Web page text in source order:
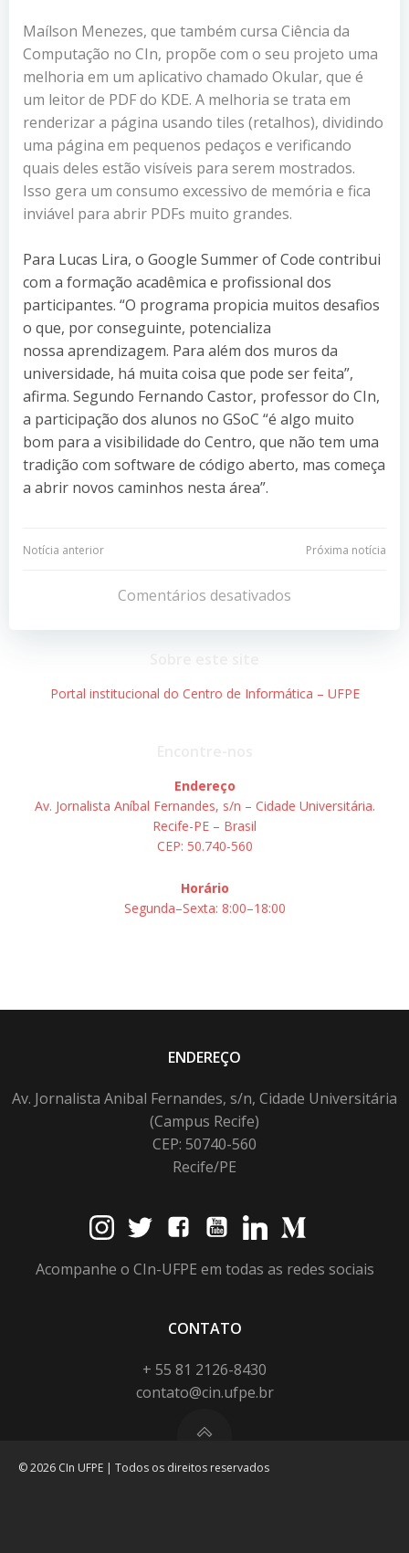
Maílson Menezes, que também cursa Ciência da
Computação no CIn, propõe com o seu projeto uma
melhoria em um aplicativo chamado Okular, que é
um leitor de PDF do KDE. A melhoria se trata em
renderizar a página usando tiles (retalhos), dividindo
uma página em pequenos pedaços e verificando
quais deles estão visíveis para serem mostrados.
Isso gera um consumo excessivo de memória e fica
inviável para abrir PDFs muito grandes.
Para Lucas Lira, o Google Summer of Code contribui
com a formação acadêmica e profissional dos
participantes. “O programa propicia muitos desafios
o que, por conseguinte, potencializa
nossa aprendizagem. Para além dos muros da
universidade, há muita coisa que pode ser feita”,
afirma. Segundo Fernando Castor, professor do CIn,
a participação dos alunos no GSoC “é algo muito
bom para a visibilidade do Centro, que não tem uma
tradição com software de código aberto, mas começa
a abrir novos caminhos nesta área”.
Navegação
Post
Notícia anterior
Navegação
de
Post
Próxima notícia
Comentários desativados
Portal institucional do Centro de Informática – UFPE
Endereço
Av. Jornalista Aníbal Fernandes, s/n – Cidade Universitária.
Recife-PE – Brasil
CEP: 50.740-560
Horário
Segunda–Sexta: 8:00–18:00
ENDEREÇO
Av. Jornalista Anibal Fernandes, s/n, Cidade Universitária
(Campus Recife)
CEP: 50740-560
Recife/PE
Acompanhe o CIn-UFPE em todas as redes sociais
CONTATO
+ 55 81 2126-8430
contato@cin.ufpe.br
© 2026 CIn UFPE | Todos os direitos reservados